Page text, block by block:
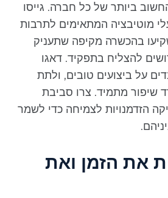
ביותר של כל חברה. גייסו
מוטיבציה המתאימים לתרבות
בהכשרה מקיפה שתעניק
להצליח בתפקיד. דאגו
על ביצועים טובים, ולתת
שיפור מתמיד. צרו סביבת
הזדמנויות לצמיחה כדי לשמר
את הזמן ואת